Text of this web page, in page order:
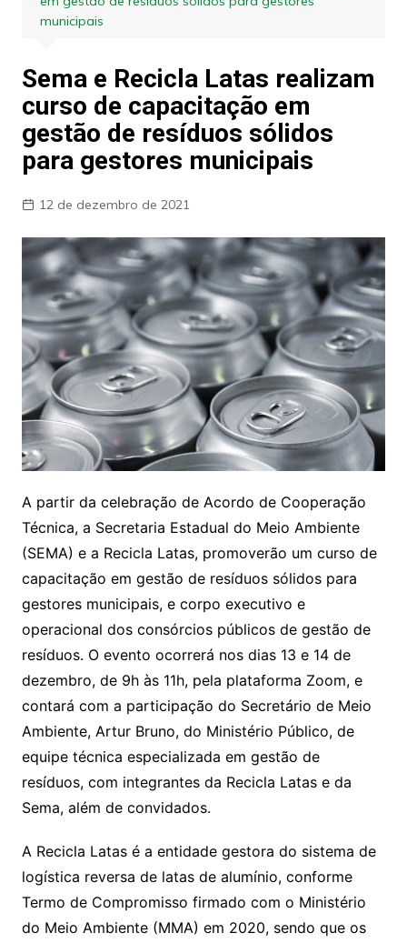
municipais
Sema e Recicla Latas realizam
curso de capacitação em
gestão de resíduos sólidos
para gestores municipais
12 de dezembro de 2021
A partir da celebração de Acordo de Cooperação
Técnica, a Secretaria Estadual do Meio Ambiente
(SEMA) e a Recicla Latas, promoverão um curso de
capacitação em gestão de resíduos sólidos para
gestores municipais, e corpo executivo e
operacional dos consórcios públicos de gestão de
resíduos. O evento ocorrerá nos dias 13 e 14 de
dezembro, de 9h às 11h, pela plataforma Zoom, e
contará com a participação do Secretário de Meio
Ambiente, Artur Bruno, do Ministério Público, de
equipe técnica especializada em gestão de
resíduos, com integrantes da Recicla Latas e da
Sema, além de convidados.
A Recicla Latas é a entidade gestora do sistema de
logística reversa de latas de alumínio, conforme
Termo de Compromisso firmado com o Ministério
do Meio Ambiente (MMA) em 2020, sendo que os